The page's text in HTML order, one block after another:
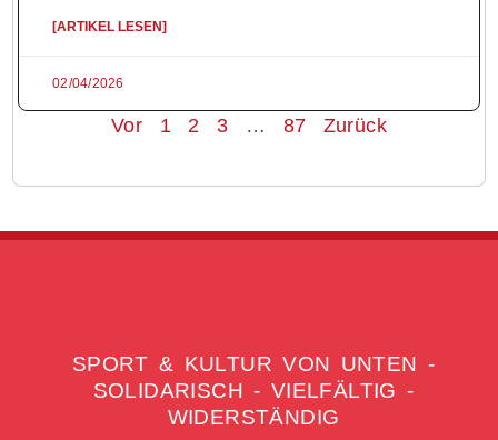
[ARTIKEL LESEN]
02/04/2026
Vor 1 2 3 … 87 Zurück
SPORT & KULTUR VON UNTEN -
SOLIDARISCH - VIELFÄLTIG -
WIDERSTÄNDIG